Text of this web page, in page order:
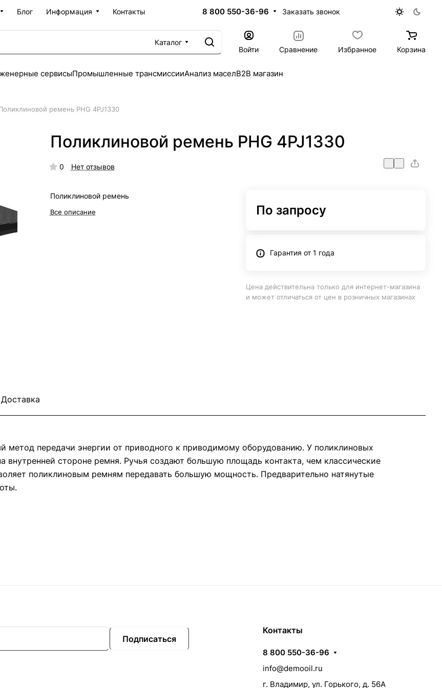
Блог Информация Контакты 8 800 550-36-96 Заказать звонок
Каталог
Войти
Сравнение Избранное Корзина
сервисыПромышленные трансмиссииАнализ маселB2B магазин
ремень PHG 4PJ1330
Поликлиновой ремень PHG 4PJ1330
0 Нет отзывов
Поликлиновой ремень
Все описание По запросу
Гарантия от 1 года
Цена действительна только для интернет-магазина
и может отличаться от цен в розничных магазинах
Доставка
метод передачи энергии от приводного к приводимому оборудованию. У поликлиновых
внутренней стороне ремня. Ручья создают большую площадь контакта, чем классические
поликлиновым ремням передавать большую мощность. Предварительно натянутые
Подписаться
Контакты
8 800 550-36-96
info@demooil.ru
г. Владимир, ул. Горького, д. 56А